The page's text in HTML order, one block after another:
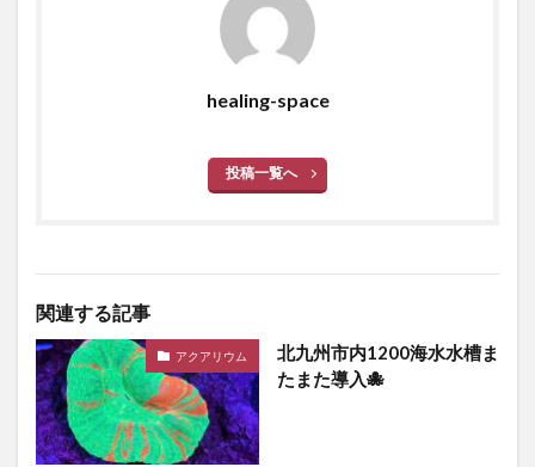
healing-space
投稿一覧へ
関連する記事
アクアリウム
北九州市内1200海水水槽ま
たまた導入🐙